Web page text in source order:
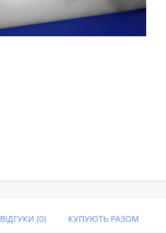
ВІДГУКИ (0) КУПУЮТЬ РАЗОМ